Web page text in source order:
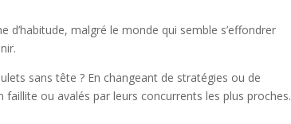
malgré le monde qui semble s’effondrer
sans tête ? En changeant de stratégies ou de
ou avalés par leurs concurrents les plus proches.